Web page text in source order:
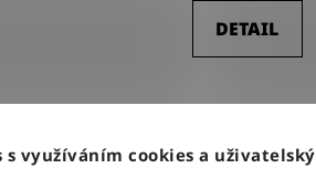
s využíváním cookies a
DETAIL
NOVINKA